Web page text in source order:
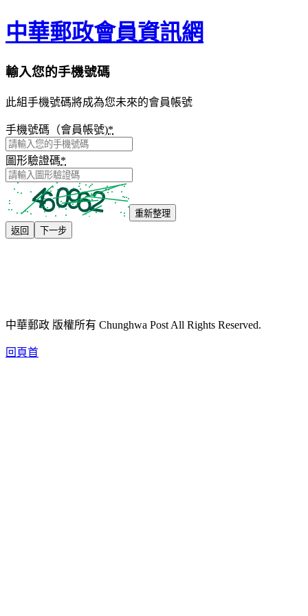
中華郵政會員資訊網
輸入您的手機號碼
此組手機號碼將成為您未來的會員帳號
手機號碼（會員帳號)*
圖形驗證碼*
重新整理
返回
下一步
中華郵政 版權所有 Chunghwa Post All Rights Reserved.
回頁首